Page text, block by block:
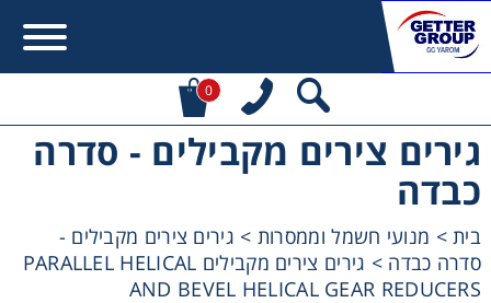
0
גירים צירים מקבילים - סדרה
כבדה
בית> מנועי חשמל וממסרות > גירים צירים מקבילים -
סדרה כבדה >
גירים צירים מקבילים PARALLEL HELICAL
AND BEVEL HELICAL GEAR REDUCERS
Error: Contact form not found.
מעונין לקבל הצעת מחיר או מידע עבור:
מקשרים, מצמדים ובלמים